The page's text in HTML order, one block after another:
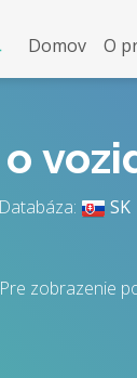
Domov O
Databáza: SK
Pre zobrazenie